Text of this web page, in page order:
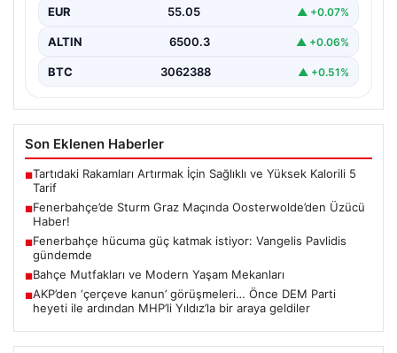
EUR 55.05 ▲ +0.07%
ALTIN 6500.3 ▲ +0.06%
BTC 3062388 ▲ +0.51%
Son Eklenen Haberler
■Tartıdaki Rakamları Artırmak İçin Sağlıklı ve Yüksek Kalorili 5
Tarif
■Fenerbahçe’de Sturm Graz Maçında Oosterwolde’den Üzücü
Haber!
■Fenerbahçe hücuma güç katmak istiyor: Vangelis Pavlidis
gündemde
■Bahçe Mutfakları ve Modern Yaşam Mekanları
■AKP’den ‘çerçeve kanun’ görüşmeleri… Önce DEM Parti
heyeti ile ardından MHP’li Yıldız’la bir araya geldiler